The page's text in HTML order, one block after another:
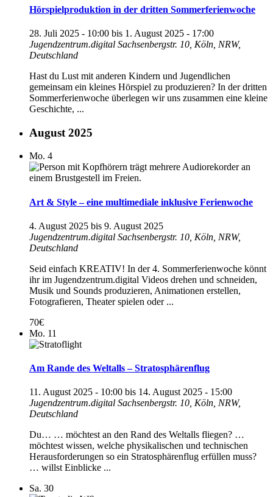
Hörspielproduktion in der dritten Sommerferienwoche
28. Juli 2025 - 10:00 bis 1. August 2025 - 17:00
Jugendzentrum.digital Sachsenbergstr. 10, Köln, NRW,
Deutschland
Hast du Lust mit anderen Kindern und Jugendlichen
gemeinsam ein kleines Hörspiel zu produzieren? In der dritten
Sommerferienwoche überlegen wir uns zusammen eine kleine
Geschichte, ...
August 2025
Mo. 4
Art & Style – eine multimediale inklusive Ferienwoche
4. August 2025 bis 9. August 2025
Jugendzentrum.digital Sachsenbergstr. 10, Köln, NRW,
Deutschland
Seid einfach KREATIV! In der 4. Sommerferienwoche könnt
ihr im Jugendzentrum.digital Videos drehen und schneiden,
Musik und Sounds produzieren, Animationen erstellen,
Fotografieren, Theater spielen oder ...
70€
Mo. 11
Am Rande des Weltalls – Stratosphärenflug
11. August 2025 - 10:00 bis 14. August 2025 - 15:00
Jugendzentrum.digital Sachsenbergstr. 10, Köln, NRW,
Deutschland
Du… … möchtest an den Rand des Weltalls fliegen? …
möchtest wissen, welche physikalischen und technischen
Herausforderungen so ein Stratosphärenflug erfüllen muss?
… willst Einblicke ...
Sa. 30